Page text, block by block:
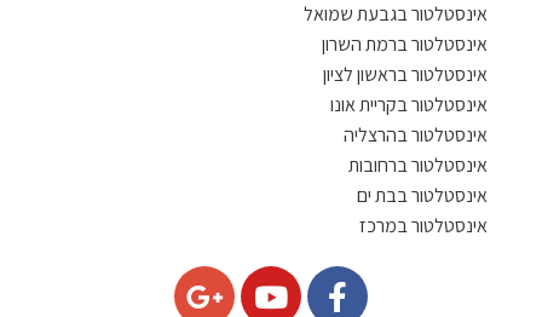
אינסטלטור בגבעת שמואל
אינסטלטור ברמת השרון
אינסטלטור בראשון לציון
אינסטלטור בקריית אונו
אינסטלטור בהרצליה
אינסטלטור ברחובות
אינסטלטור בבת ים
אינסטלטור במרכז